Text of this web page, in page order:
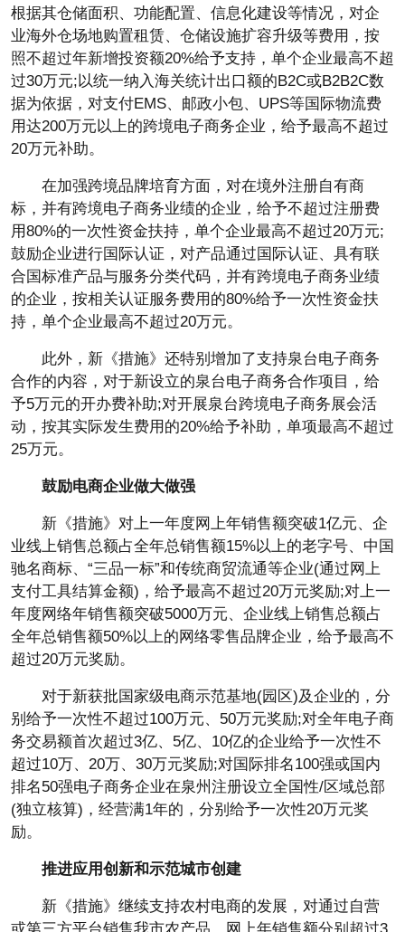
根据其仓储面积、功能配置、信息化建设等情况，对企
业海外仓场地购置租赁、仓储设施扩容升级等费用，按
照不超过年新增投资额20%给予支持，单个企业最高不超
过30万元;以统一纳入海关统计出口额的B2C或B2B2C数
据为依据，对支付EMS、邮政小包、UPS等国际物流费
用达200万元以上的跨境电子商务企业，给予最高不超过
20万元补助。
在加强跨境品牌培育方面，对在境外注册自有商
标，并有跨境电子商务业绩的企业，给予不超过注册费
用80%的一次性资金扶持，单个企业最高不超过20万元;
鼓励企业进行国际认证，对产品通过国际认证、具有联
合国标准产品与服务分类代码，并有跨境电子商务业绩
的企业，按相关认证服务费用的80%给予一次性资金扶
持，单个企业最高不超过20万元。
此外，新《措施》还特别增加了支持泉台电子商务
合作的内容，对于新设立的泉台电子商务合作项目，给
予5万元的开办费补助;对开展泉台跨境电子商务展会活
动，按其实际发生费用的20%给予补助，单项最高不超过
25万元。
鼓励电商企业做大做强
新《措施》对上一年度网上年销售额突破1亿元、企
业线上销售总额占全年总销售额15%以上的老字号、中国
驰名商标、“三品一标”和传统商贸流通等企业(通过网上
支付工具结算金额)，给予最高不超过20万元奖励;对上一
年度网络年销售额突破5000万元、企业线上销售总额占
全年总销售额50%以上的网络零售品牌企业，给予最高不
超过20万元奖励。
对于新获批国家级电商示范基地(园区)及企业的，分
别给予一次性不超过100万元、50万元奖励;对全年电子商
务交易额首次超过3亿、5亿、10亿的企业给予一次性不
超过10万、20万、30万元奖励;对国际排名100强或国内
排名50强电子商务企业在泉州注册设立全国性/区域总部
(独立核算)，经营满1年的，分别给予一次性20万元奖
励。
推进应用创新和示范城市创建
新《措施》继续支持农村电商的发展，对通过自营